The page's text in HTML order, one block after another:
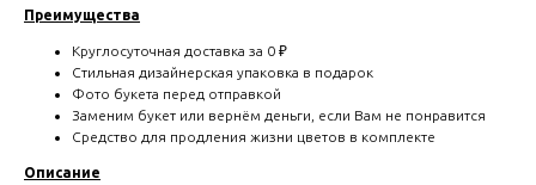
Преимущества
Круглосуточная доставка за 0 ₽
Стильная дизайнерская упаковка в подарок
Фото букета перед отправкой
Заменим букет или вернём деньги, если Вам не понравится
Средство для продления жизни цветов в комплекте
Описание